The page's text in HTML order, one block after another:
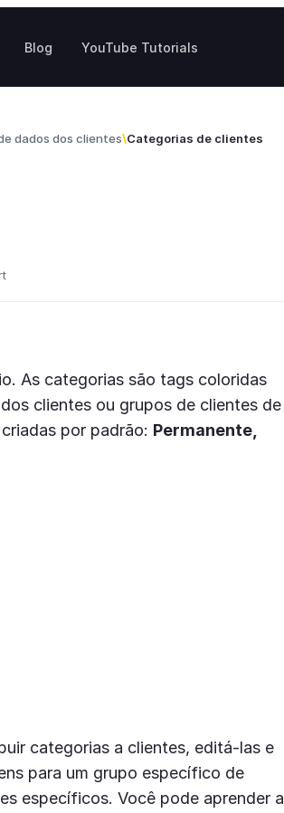
Blog YouTube Tutorials
dados dos clientes Categorias de clientes
As categorias são tags coloridas
clientes ou grupos de clientes de
por padrão: Permanente,
categorias a clientes, editá-las e
para um grupo específico de
específicos. Você pode aprender a